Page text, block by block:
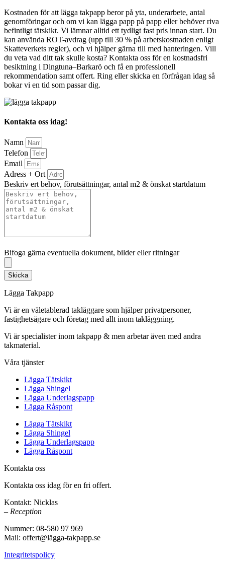
Kostnaden för att lägga takpapp beror på yta, underarbete, antal
genomföringar och om vi kan lägga papp på papp eller behöver riva
befintligt tätskikt. Vi lämnar alltid ett tydligt fast pris innan start. Du
kan använda ROT-avdrag (upp till 30 % på arbetskostnaden enligt
Skatteverkets regler), och vi hjälper gärna till med hanteringen. Vill
du veta vad ditt tak skulle kosta? Kontakta oss för en kostnadsfri
besiktning i Dingtuna–Barkarö och få en professionell
rekommendation samt offert. Ring eller skicka en förfrågan idag så
bokar vi en tid som passar dig.
Kontakta oss idag!
Namn
Telefon
Email
Adress + Ort
Beskriv ert behov, förutsättningar, antal m2 & önskat startdatum
Bifoga gärna eventuella dokument, bilder eller ritningar
Skicka
Lägga Takpapp
Vi är en väletablerad takläggare som hjälper privatpersoner,
fastighetsägare och företag med allt inom takläggning.
Vi är specialister inom takpapp & men arbetar även med andra
takmaterial.
Våra tjänster
Lägga Tätskikt
Lägga Shingel
Lägga Underlagspapp
Lägga Råspont
Lägga Tätskikt
Lägga Shingel
Lägga Underlagspapp
Lägga Råspont
Kontakta oss
Kontakta oss idag för en fri offert.
Kontakt: Nicklas
– Reception
Nummer: 08-580 97 969
Mail: offert@lägga-takpapp.se
Integritetspolicy